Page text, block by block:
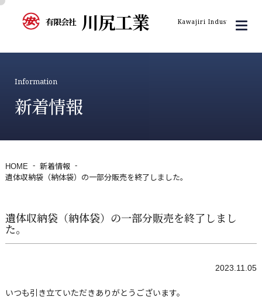
有限会社 川尻工業 Kawajiri Industry Inc.
Information
新着情報
HOME
新着情報
遺体収納袋（納体袋）の一部分販売を終了しました。
遺体収納袋（納体袋）の一部分販売を終了しまし
た。
2023.11.05
いつも引き立ていただきありがとうございます。